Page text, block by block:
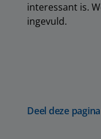
interessant is.
ingevuld.
Deel deze pagina